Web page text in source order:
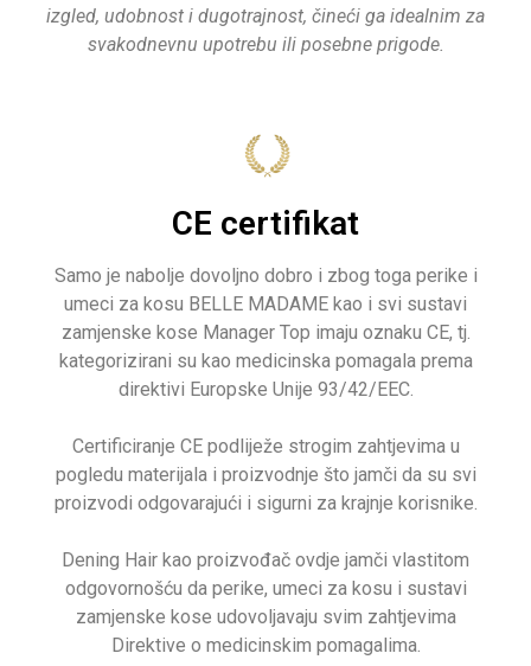
izgled, udobnost i dugotrajnost, čineći ga idealnim za
svakodnevnu upotrebu ili posebne prigode.
CE certifikat
Samo je nabolje dovoljno dobro i zbog toga perike i
umeci za kosu BELLE MADAME kao i svi sustavi
zamjenske kose Manager Top imaju oznaku CE, tj.
kategorizirani su kao medicinska pomagala prema
direktivi Europske Unije 93/42/EEC.
Certificiranje CE podliježe strogim zahtjevima u
pogledu materijala i proizvodnje što jamči da su svi
proizvodi odgovarajući i sigurni za krajnje korisnike.
Dening Hair kao proizvođač ovdje jamči vlastitom
odgovornošću da perike, umeci za kosu i sustavi
zamjenske kose udovoljavaju svim zahtjevima
Direktive o medicinskim pomagalima.